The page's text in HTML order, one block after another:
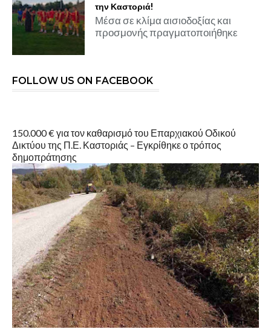
την Καστοριά!
Μέσα σε κλίμα αισιοδοξίας και
προσμονής πραγματοποιήθηκε
FOLLOW US ON FACEBOOK
150.000 € για τον καθαρισμό του Επαρχιακού Οδικού
Δικτύου της Π.Ε. Καστοριάς – Εγκρίθηκε ο τρόπος
δημοπράτησης